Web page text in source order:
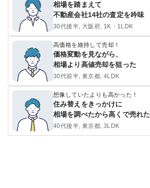
相場を踏まえて
不動産会社14社の査定を吟味
30代後半, 大阪府, 1K・1LDK
高価格を維持して売却！
価格変動を見ながら、
相場より高値売却を狙った
30代前半, 東京都, 4LDK
想像していたよりも高かった！
住み替えをきっかけに
相場を調べたから高くで売れた
40代後半, 東京都, 3LDK